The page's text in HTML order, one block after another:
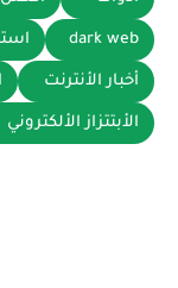
dark web
أخبار الأنترنت
الأبتتزاز الألكتروني